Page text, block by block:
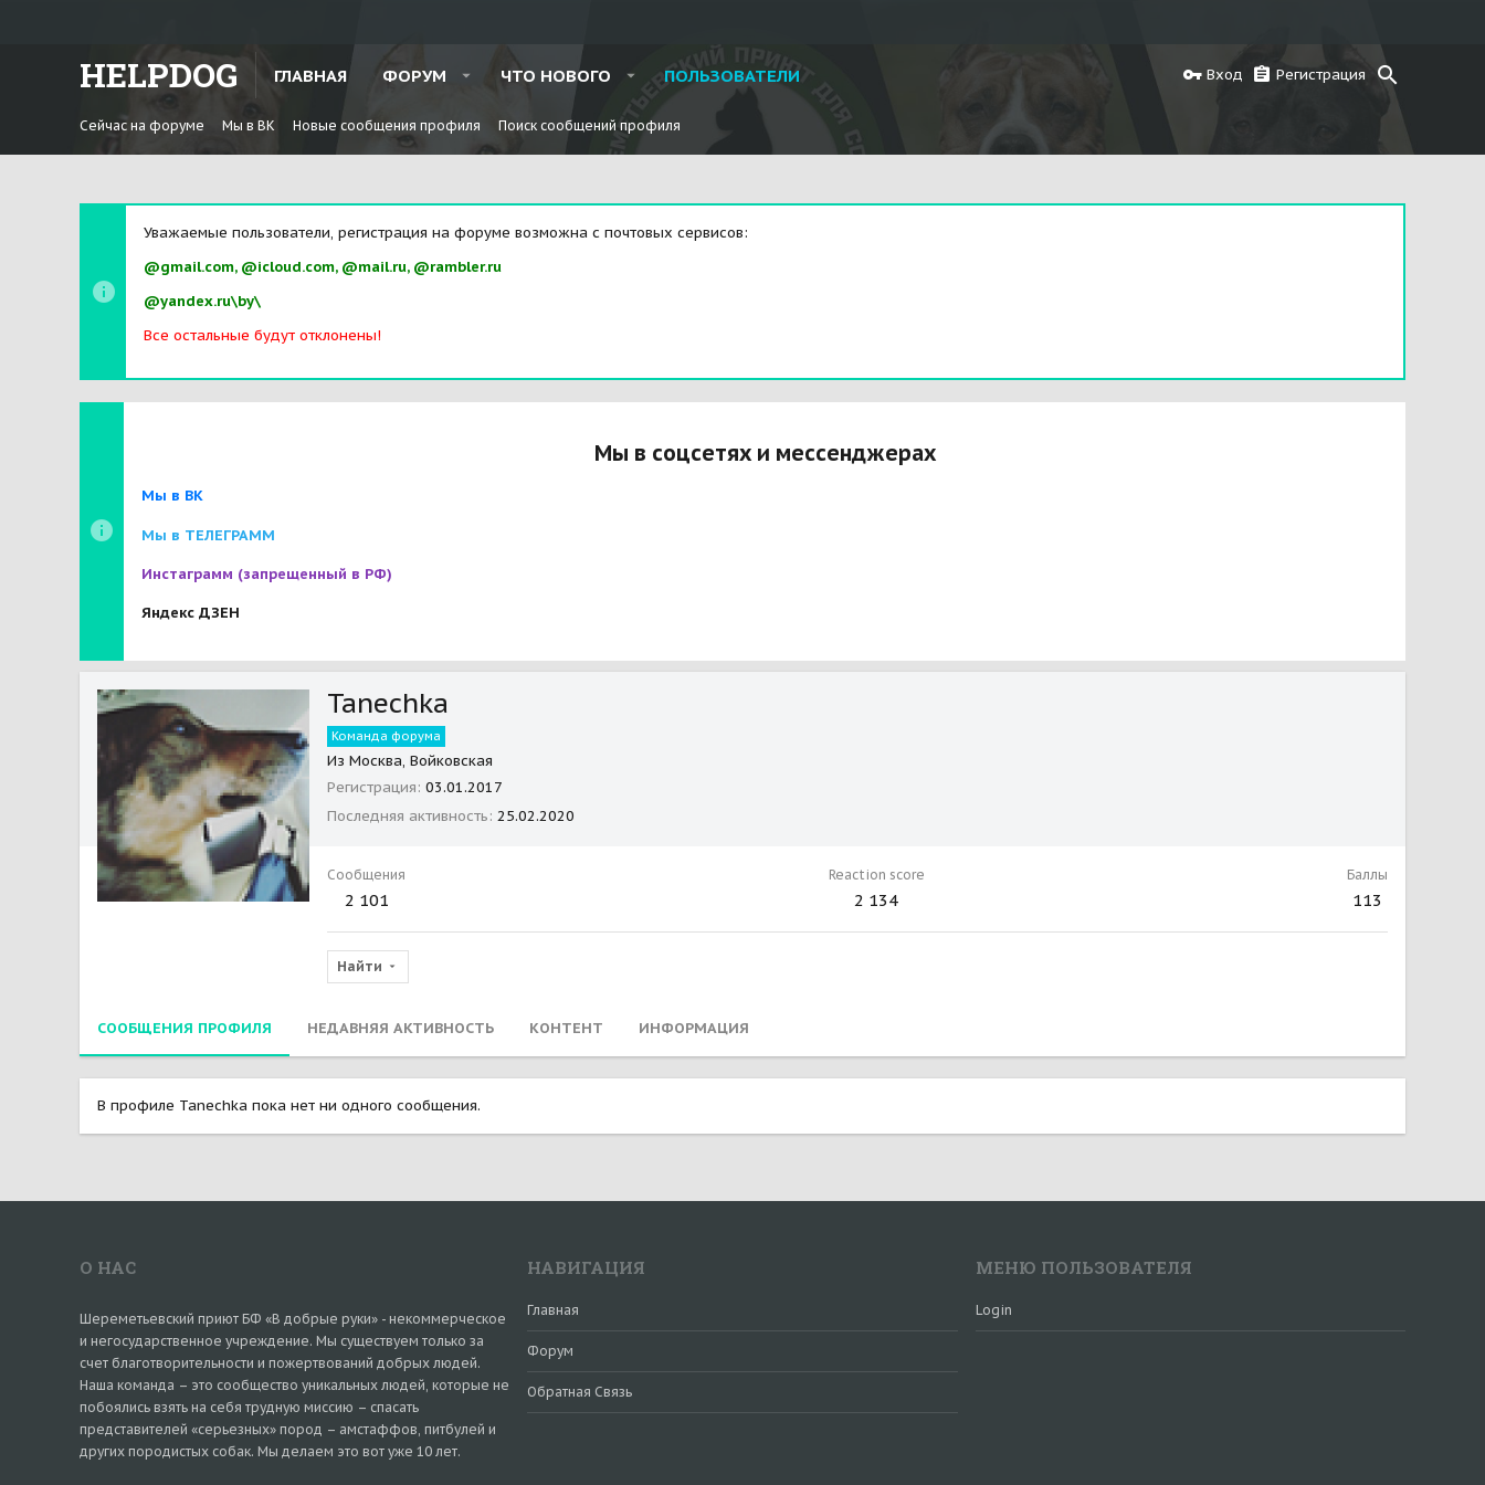
HELPDOG ГЛАВНАЯ ФОРУМ ЧТО НОВОГО ПОЛЬЗОВАТЕЛИ Вход Регистрация
Сейчас на форуме Мы в ВК Новые сообщения профиля Поиск сообщений профиля
Уважаемые пользователи, регистрация на форуме возможна с почтовых сервисов:
@gmail.com, @icloud.com, @mail.ru, @rambler.ru
@yandex.ru\by\
Все остальные будут отклонены!
Мы в соцсетях и мессенджерах
Мы в ВК
Мы в ТЕЛЕГРАММ
Инстаграмм (запрещенный в РФ)
Яндекс ДЗЕН
Tanechka
Команда форума
Из Москва, Войковская
Регистрация 03.01.2017
Последняя активность 25.02.2020
Сообщения
2 101
Reaction score
2 134
Баллы
113
Найти
СООБЩЕНИЯ ПРОФИЛЯ НЕДАВНЯЯ АКТИВНОСТЬ КОНТЕНТ ИНФОРМАЦИЯ
В профиле Tanechka пока нет ни одного сообщения.
О НАС
Шереметьевский приют БФ «В добрые руки» - некоммерческое
и негосударственное учреждение. Мы существуем только за
счет благотворительности и пожертвований добрых людей.
Наша команда – это сообщество уникальных людей, которые не
побоялись взять на себя трудную миссию – спасать
представителей «серьезных» пород – амстаффов, питбулей и
других породистых собак. Мы делаем это вот уже 10 лет.
НАВИГАЦИЯ
Главная
Форум
Обратная Связь
МЕНЮ ПОЛЬЗОВАТЕЛЯ
Login